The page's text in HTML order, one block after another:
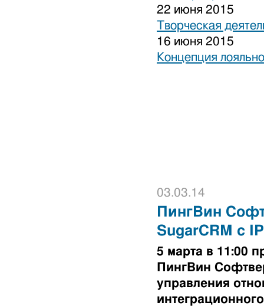
22 июня 2015
Творческая
16 июня 2015
Концепция
03.03.14
ПингВин
SugarCRM с
5 марта в 11:00
ПингВин
управления